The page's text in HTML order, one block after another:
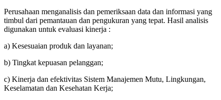
Perusahaan menganalisis dan pemeriksaan data dan informasi yang
timbul dari pemantauan dan pengukuran yang tepat. Hasil analisis
digunakan untuk evaluasi kinerja :
a) Kesesuaian produk dan layanan;
b) Tingkat kepuasan pelanggan;
c) Kinerja dan efektivitas Sistem Manajemen Mutu, Lingkungan,
Keselamatan dan Kesehatan Kerja;